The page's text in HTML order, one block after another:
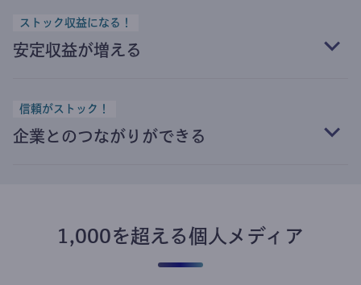
ストック収益になる！
安定収益が増える
信頼がストック！
企業とのつながりができる
1,000を超える個人メディア